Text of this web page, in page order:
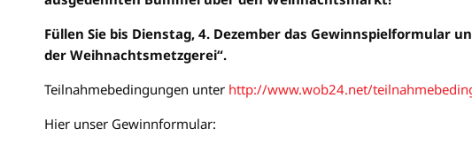
Füllen Sie bis Dienstag, 4. Dezember das Gewinnspielformular
der Weihnachtsmetzgerei“.
Teilnahmebedingungen unter http://www.wob24.net/
Hier unser Gewinnformular: